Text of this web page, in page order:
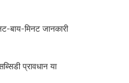
बाय-मिनट जानकारी
प्रावधान या